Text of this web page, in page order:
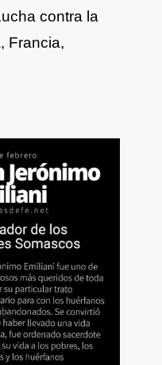
contra la
Francia,